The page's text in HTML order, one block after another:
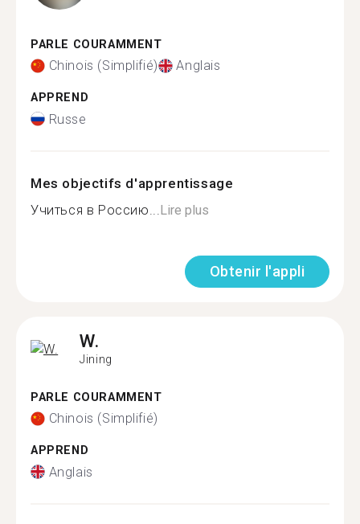
PARLE COURAMMENT
Chinois (Simplifié) Anglais
APPREND
Russe
Mes objectifs d'apprentissage
Учиться в Россию... Lire plus
Obtenir l'appli
W.
Jining
PARLE COURAMMENT
Chinois (Simplifié)
APPREND
Anglais